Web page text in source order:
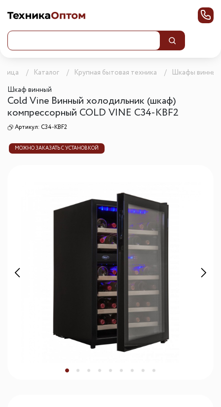
Каталог Крупная бытовая техника
Шкафы винные
Шкаф винный
Cold Vine Винный холодильник (шкаф)
компрессорный COLD VINE C34-KBF2
Артикул: C34-KBF2
МОЖНО ЗАКАЗАТЬ С УСТАНОВКОЙ